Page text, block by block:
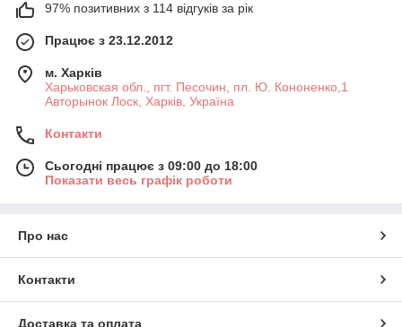
97% позитивних з 114 відгуків за рік
Працює з 23.12.2012
м. Харків
Харьковская обл., пгт. Песочин, пл. Ю. Кононенко,1
Авторынок Лоск, Харків, Україна
Контакти
Сьогодні працює з 09:00 до 18:00
Показати весь графік роботи
Про нас
Контакти
Доставка та оплата